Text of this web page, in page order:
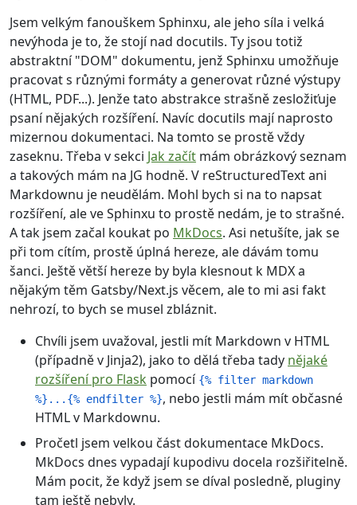
Jsem velkým fanouškem Sphinxu, ale jeho síla i velká
nevýhoda je to, že stojí nad docutils. Ty jsou totiž
abstraktní "DOM" dokumentu, jenž Sphinxu umožňuje
pracovat s různými formáty a generovat různé výstupy
(HTML, PDF...). Jenže tato abstrakce strašně zesložiťuje
psaní nějakých rozšíření. Navíc docutils mají naprosto
mizernou dokumentaci. Na tomto se prostě vždy
zaseknu. Třeba v sekci Jak začít mám obrázkový seznam
a takových mám na JG hodně. V reStructuredText ani
Markdownu je neudělám. Mohl bych si na to napsat
rozšíření, ale ve Sphinxu to prostě nedám, je to strašné.
A tak jsem začal koukat po MkDocs. Asi netušíte, jak se
při tom cítím, prostě úplná hereze, ale dávám tomu
šanci. Ještě větší hereze by byla klesnout k MDX a
nějakým těm Gatsby/Next.js věcem, ale to mi asi fakt
nehrozí, to bych se musel zbláznit.
Chvíli jsem uvažoval, jestli mít Markdown v HTML
(případně v Jinja2), jako to dělá třeba tady nějaké
rozšíření pro Flask pomocí {% filter markdown
%}...{% endfilter %}, nebo jestli mám mít občasné
HTML v Markdownu.
Pročetl jsem velkou část dokumentace MkDocs.
MkDocs dnes vypadají kupodivu docela rozšiřitelně.
Mám pocit, že když jsem se díval posledně, pluginy
tam ještě nebyly.